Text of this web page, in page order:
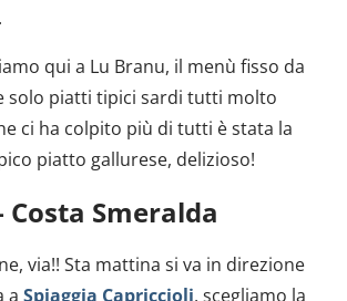
qui a Lu Branu, il menù fisso da
solo piatti tipici sardi tutti molto
ci ha colpito più di tutti è stata la
piatto gallurese, delizioso!
Costa Smeralda
via!! Sta mattina si va in direzione
a Spiaggia Capriccioli, scegliamo la